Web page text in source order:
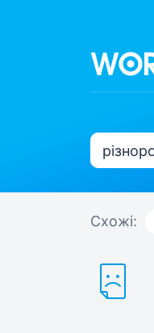
Схожі: